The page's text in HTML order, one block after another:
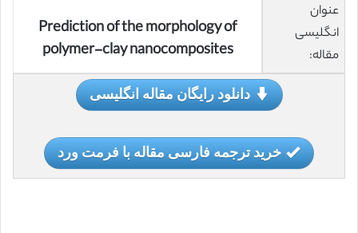
عنوان
انگلیسی
مقاله:
Prediction of the morphology of
polymer-clay nanocomposites
دانلود رایگان مقاله انگلیسی
خرید ترجمه فارسی مقاله با فرمت ورد